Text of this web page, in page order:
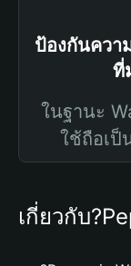
ป้องกันควา
ที่
ในฐานะ
ใช้ถือเป็
เกี่ยวกับ